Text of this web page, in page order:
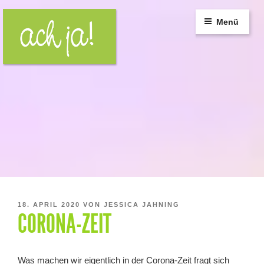
springen
Menü
VERÖFFENTLICHT
AM
18. APRIL 2020 VON JESSICA JAHNING
CORONA-ZEIT
Was machen wir eigentlich in der Corona-Zeit fragt sich